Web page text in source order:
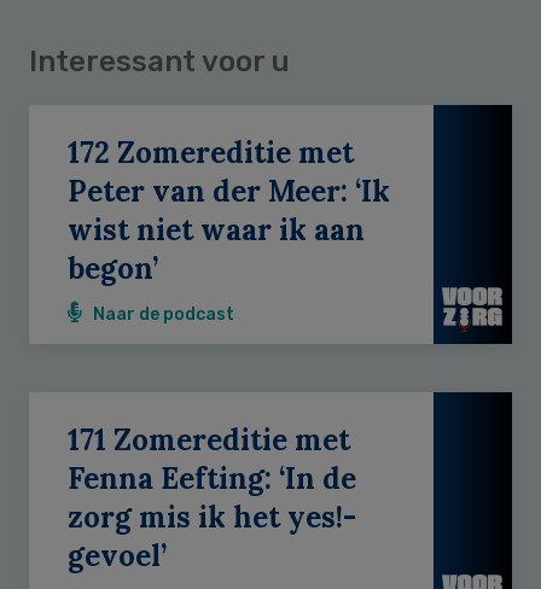
Interessant voor u
172 Zomereditie met
Peter van der Meer: ‘Ik
wist niet waar ik aan
begon’
Naar de podcast
171 Zomereditie met
Fenna Eefting: ‘In de
zorg mis ik het yes!-
gevoel’